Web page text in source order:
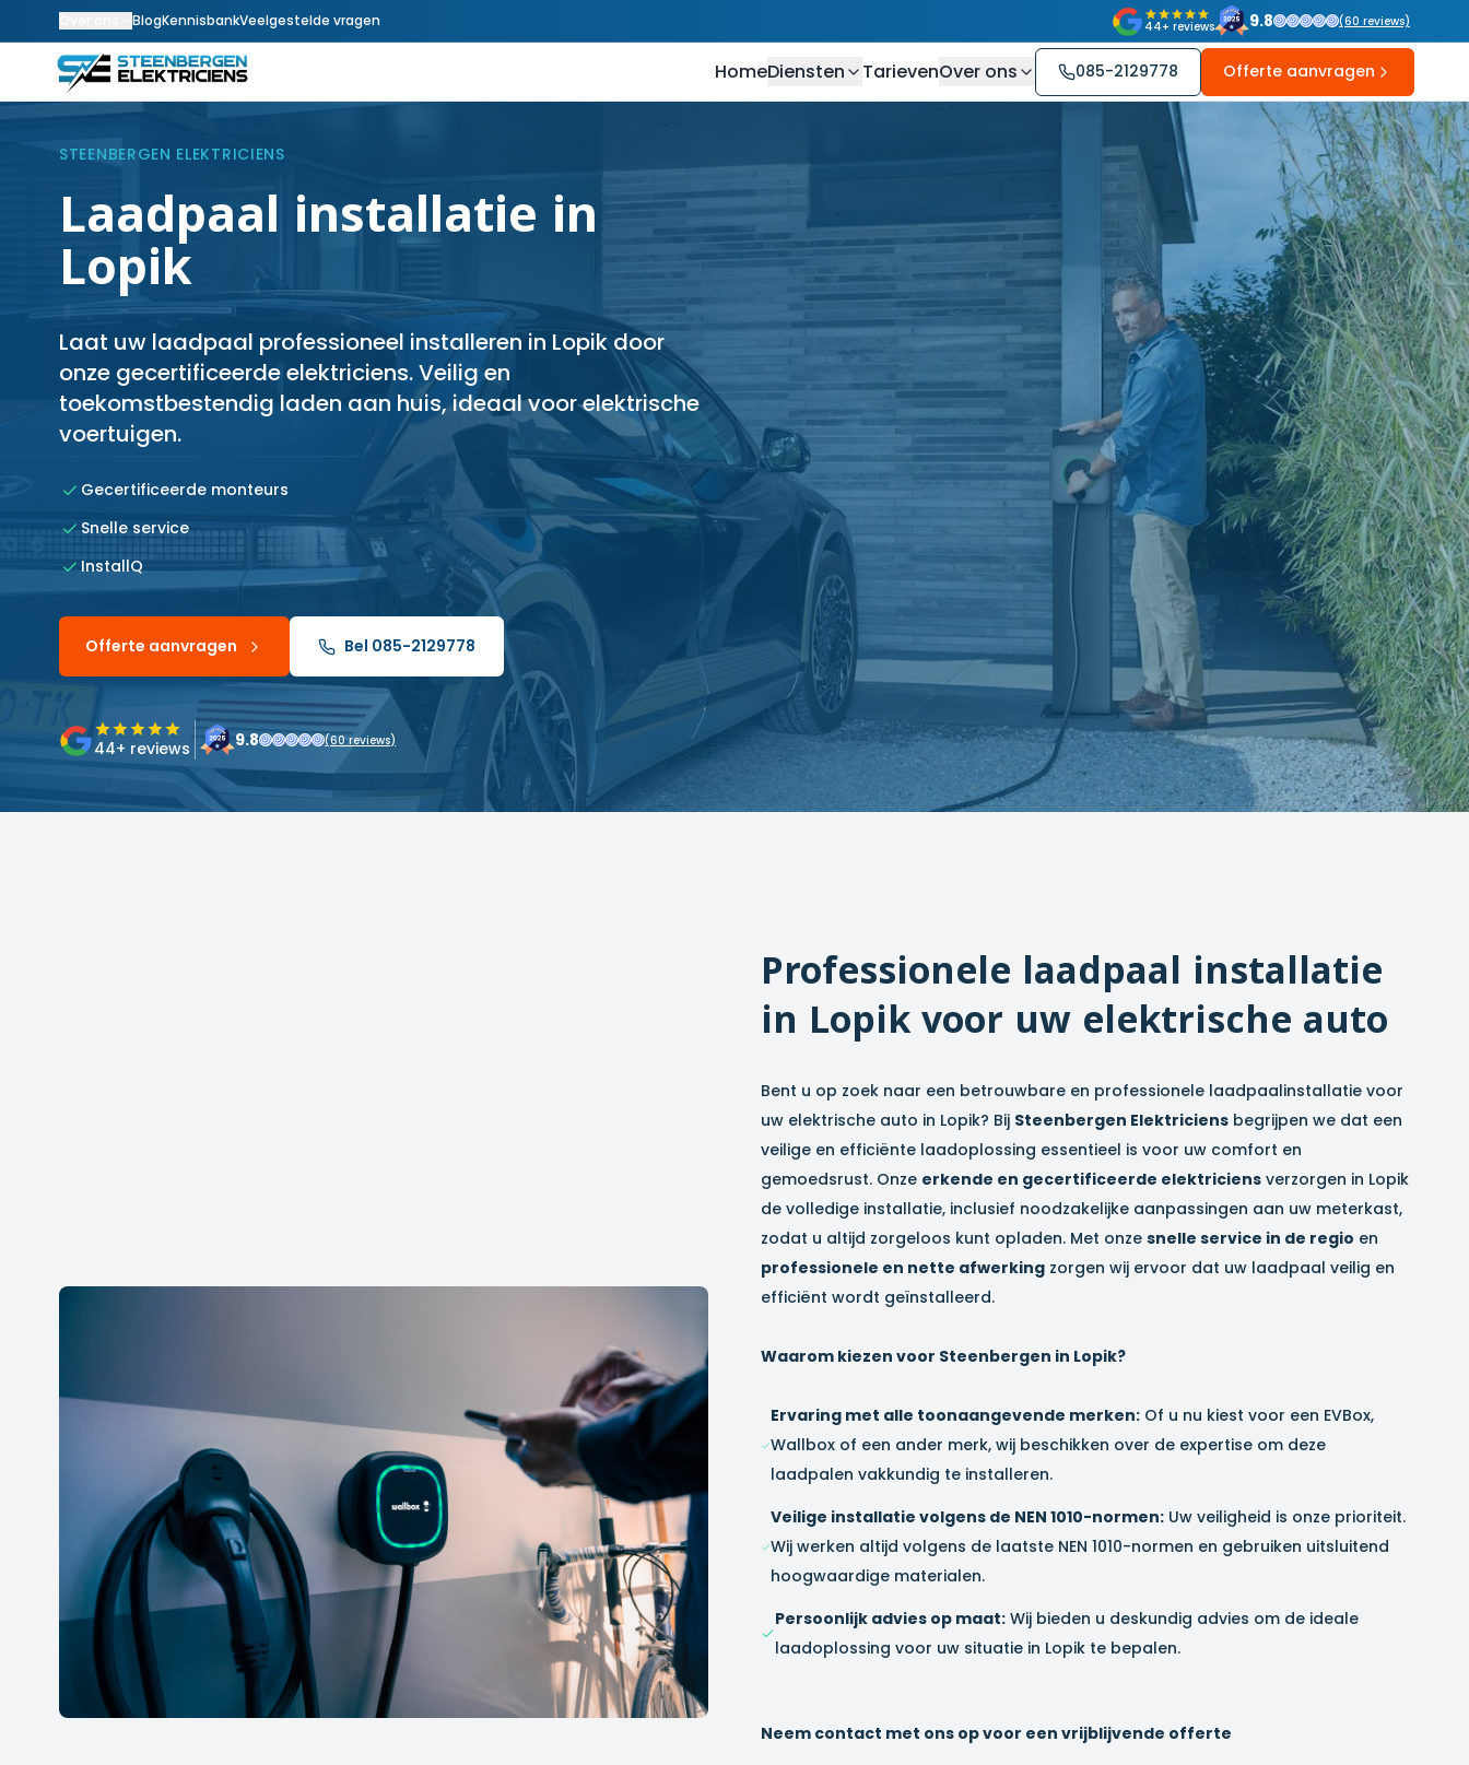
BlogKennisbankVeelgestelde vragen 44+ reviews 9.8 (60 reviews)
HomeDiensten TarievenOver ons 085-2129778 Offerte aanvragen
STEENBERGEN ELEKTRICIENS
Laadpaal installatie in
Lopik
Laat uw laadpaal professioneel installeren in Lopik door
onze gecertificeerde elektriciens. Veilig en
toekomstbestendig laden aan huis, ideaal voor elektrische
voertuigen.
Gecertificeerde monteurs
Snelle service
InstallQ
Offerte aanvragen Bel 085-2129778
44+ reviews 9.8 (60reviews)
Professionele laadpaal installatie
in Lopikvoor uw elektrische auto
Bent u op zoek naar een betrouwbare en professionele laadpaalinstallatie voor
uw elektrische auto in Lopik? Bij Steenbergen Elektriciens begrijpen we dat een
veilige en efficiënte laadoplossing essentieel is voor uw comfort en
gemoedsrust. Onze erkende en gecertificeerde elektriciens verzorgen in Lopik
de volledige installatie, inclusief noodzakelijke aanpassingen aan uw meterkast,
zodat u altijd zorgeloos kunt opladen. Met onze snelle service in de regio en
professionele en nette afwerking zorgen wij ervoor dat uw laadpaal veilig en
efficiënt wordt geïnstalleerd.
Waarom kiezen voor Steenbergen in Lopik?
Ervaring met alle toonaangevende merken:Of u nu kiest voor een EVBox,
Wallbox of een ander merk, wij beschikken over de expertise om deze
laadpalen vakkundig te installeren.
Veilige installatie volgens de NEN 1010-normen:Uw veiligheid is onze prioriteit.
Wij werken altijd volgens de laatste NEN 1010-normen en gebruiken uitsluitend
hoogwaardige materialen.
Persoonlijk advies op maat:Wij bieden u deskundig advies om de ideale
laadoplossing voor uw situatie in Lopikte bepalen.
Neem contact met ons op voor een vrijblijvende offerte